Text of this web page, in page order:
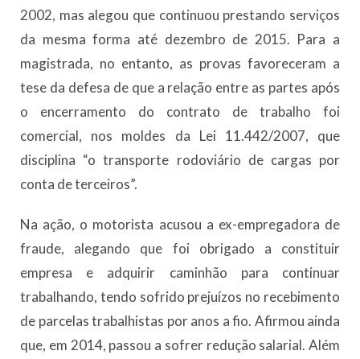
2002, mas alegou que continuou prestando serviços
da mesma forma até dezembro de 2015. Para a
magistrada, no entanto, as provas favoreceram a
tese da defesa de que a relação entre as partes após
o encerramento do contrato de trabalho foi
comercial, nos moldes da Lei 11.442/2007, que
disciplina “o transporte rodoviário de cargas por
conta de terceiros”.
Na ação, o motorista acusou a ex-empregadora de
fraude, alegando que foi obrigado a constituir
empresa e adquirir caminhão para continuar
trabalhando, tendo sofrido prejuízos no recebimento
de parcelas trabalhistas por anos a fio. Afirmou ainda
que, em 2014, passou a sofrer redução salarial. Além